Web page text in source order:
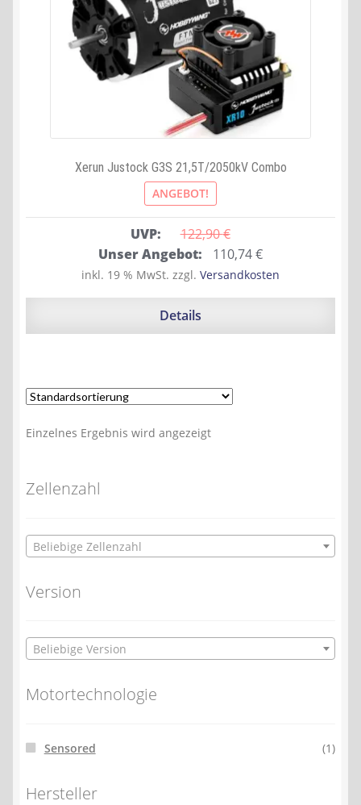
Xerun Justock G3S 21,5T/2050kV Combo
ANGEBOT!
UVP: 122,90 €
Ursprünglicher
Preis
war:
Unser Angebot: 110,74€Aktueller
Preis
ist:
inkl. 19 % MwSt. zzgl. Versandkosten
Details
Einzelnes Ergebnis wird angezeigt
Zellenzahl
Beliebige Zellenzahl
Version
Beliebige Version
Motortechnologie
Sensored (1)
Hersteller